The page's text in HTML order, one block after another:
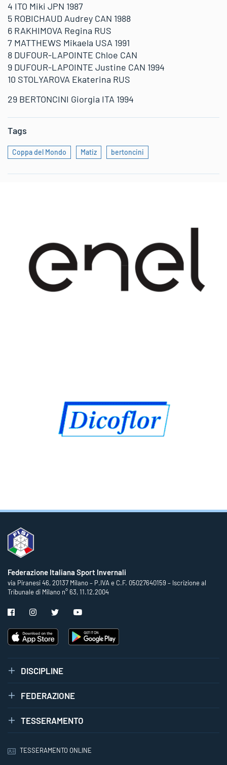
4 ITO Miki JPN 1987
5 ROBICHAUD Audrey CAN 1988
6 RAKHIMOVA Regina RUS
7 MATTHEWS Mikaela USA 1991
8 DUFOUR-LAPOINTE Chloe CAN
9 DUFOUR-LAPOINTE Justine CAN 1994
10 STOLYAROVA Ekaterina RUS
29 BERTONCINI Giorgia ITA 1994
Tags
Coppa del Mondo Matiz bertoncini
Federazione Italiana Sport Invernali
via Piranesi 46, 20137 Milano – P.IVA e C.F. 05027640159 – Iscrizione al
Tribunale di Milano n° 63, 11.12.2004
DISCIPLINE
FEDERAZIONE
TESSERAMENTO
TESSERAMENTO ONLINE